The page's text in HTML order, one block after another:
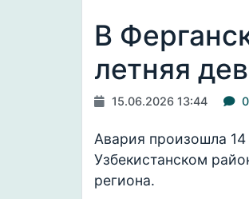
В
летняя
15.06.2026 13:44 0
Авария произошла
Узбекистанском
региона.